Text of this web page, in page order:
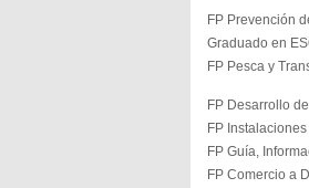
FP Prevención
Graduado en
FP Pesca y
FP Desarrollo
FP
FP Guía,
FP Comercio a